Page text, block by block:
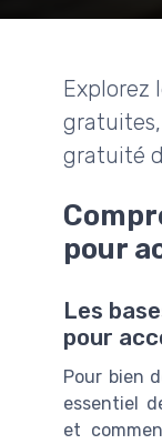
Explorez
gratuité
pour
Les
pour
Pour bien
essentiel
et